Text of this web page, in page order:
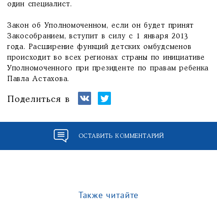
один специалист.
Закон об Уполномоченном, если он будет принят
Закособранием, вступит в силу с 1 января 2013
года. Расширение функций детских омбудсменов
происходит во всех регионах страны по инициативе
Уполномоченного при президенте по правам ребенка
Павла Астахова.
Поделиться в
ОСТАВИТЬ КОММЕНТАРИЙ
Также читайте